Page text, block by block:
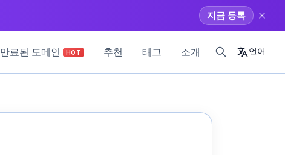
지금 등록
만료된 도메인 HOT 추천 태그 소개 언어